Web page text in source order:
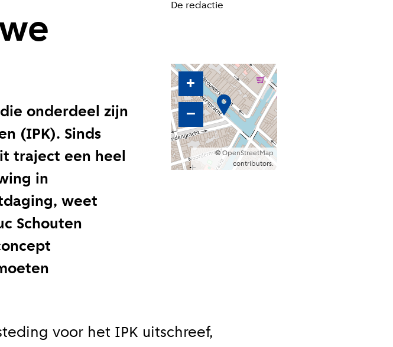
De redactie
+
–
©OpenStreetMap
contributors.
onderdeel zijn
(IPK). Sinds
traject een heel
in
weet
Schouten
voor het IPK uitschreef,